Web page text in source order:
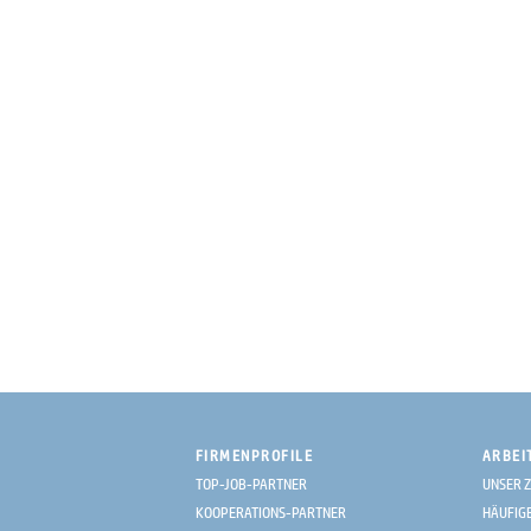
FIRMENPROFILE
TOP-JOB-PARTNER
KOOPERATIONS-PARTNER
UNSER